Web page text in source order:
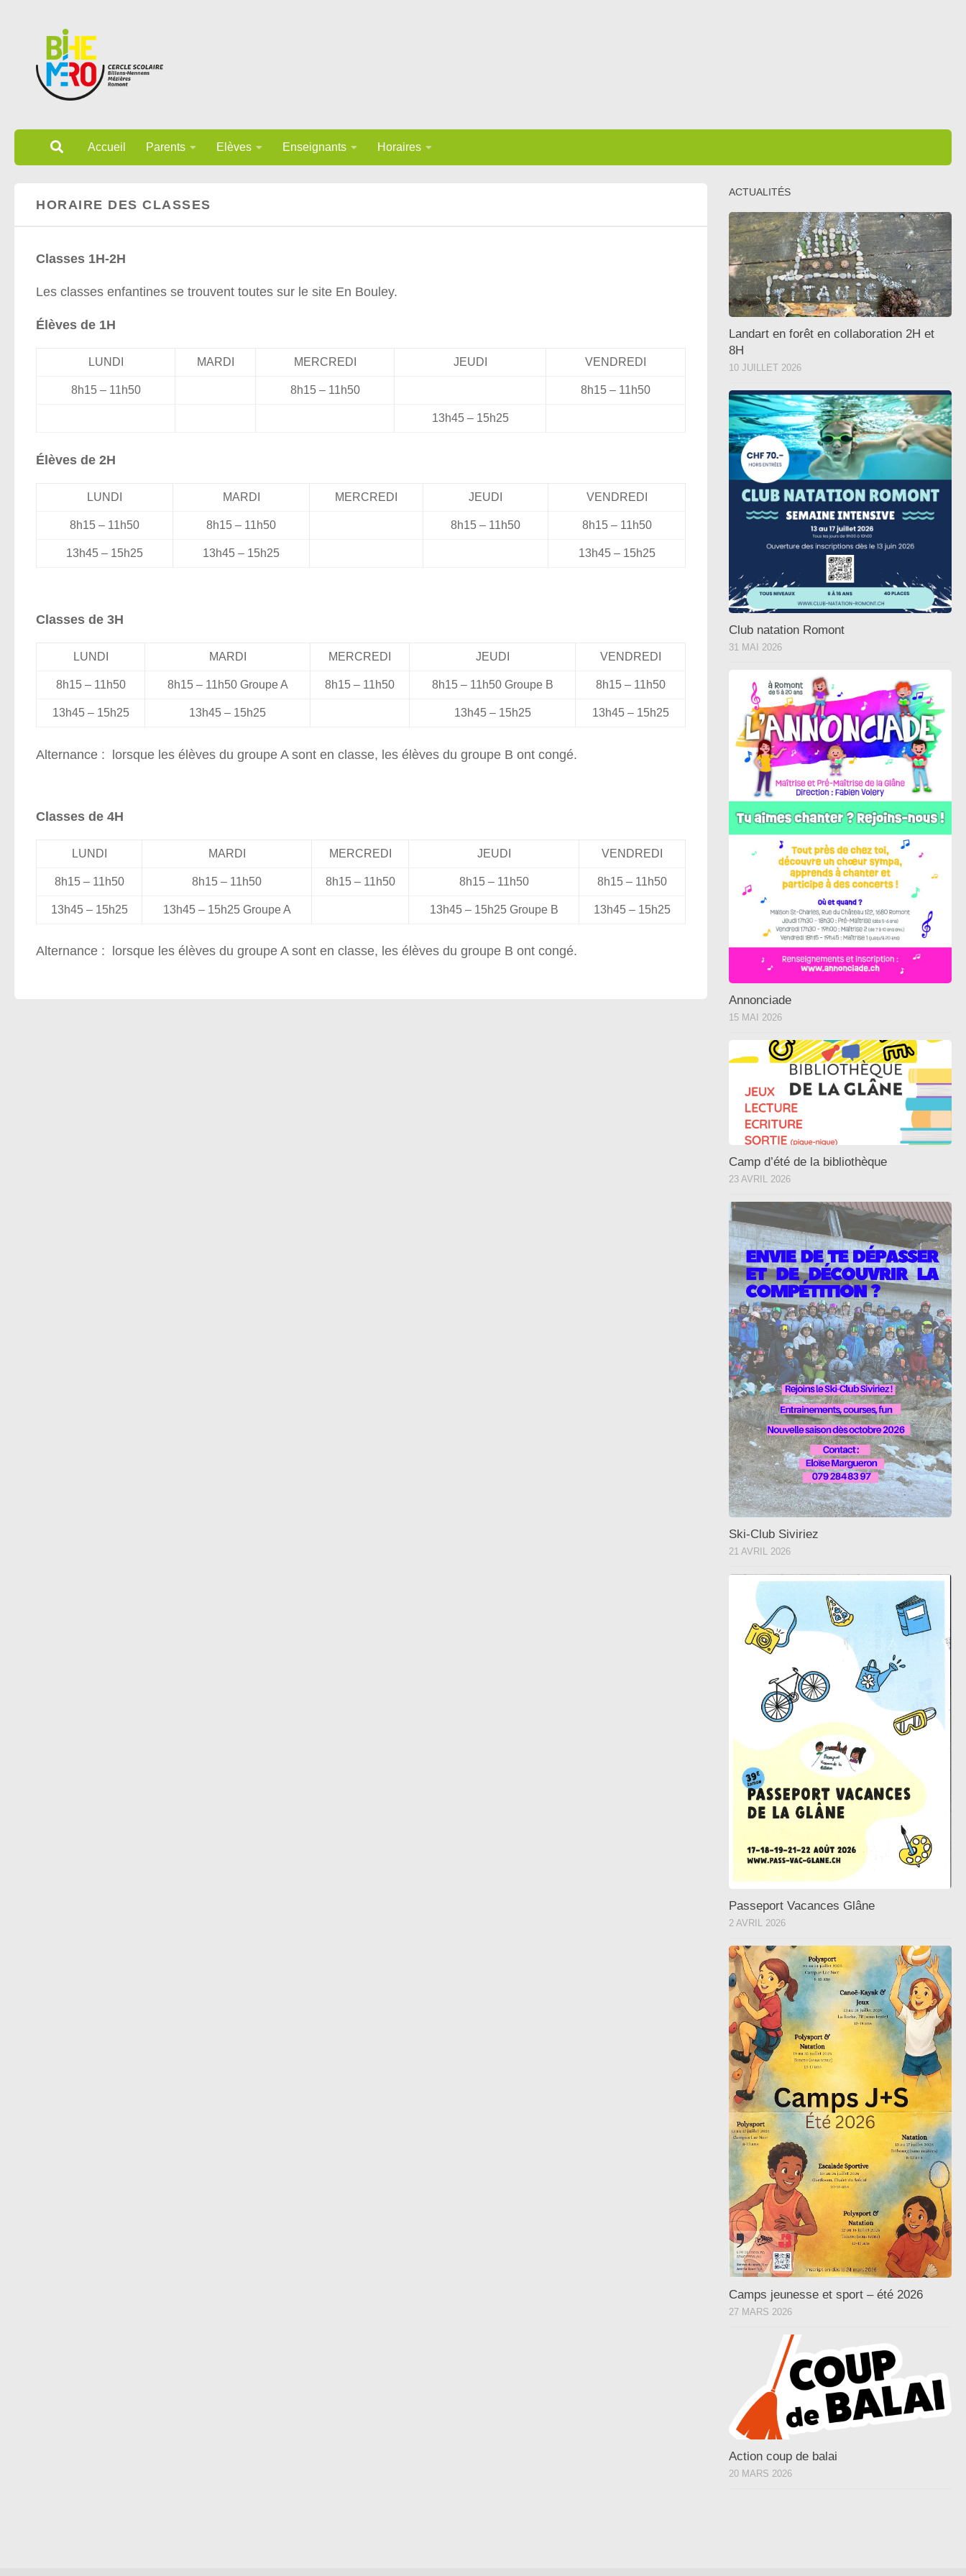
Accueil Parents Elèves Enseignants Horaires
HORAIRE DES CLASSES
Classes 1H-2H
Les classes enfantines se trouvent toutes sur le site En Bouley.
Élèves de 1H
LUNDI MARDI MERCREDI JEUDI VENDREDI
8h15 – 11h50 8h15 – 11h50 8h15 – 11h50
13h45 – 15h25
Élèves de 2H
LUNDI MARDI MERCREDI JEUDI VENDREDI
8h15 – 11h50 8h15 – 11h50 8h15 – 11h50 8h15 – 11h50
13h45 – 15h25 13h45 – 15h25 13h45 – 15h25
Classes de 3H
LUNDI MARDI MERCREDI JEUDI VENDREDI
8h15 – 11h50 8h15 – 11h50 Groupe A 8h15 – 11h50 8h15 – 11h50 Groupe B 8h15 – 11h50
13h45 – 15h25 13h45 – 15h25 13h45 – 15h25 13h45 – 15h25
Alternance : lorsque les élèves du groupe A sont en classe, les élèves du groupe B ont congé.
Classes de 4H
LUNDI MARDI MERCREDI JEUDI VENDREDI
8h15 – 11h50 8h15 – 11h50 8h15 – 11h50 8h15 – 11h50 8h15 – 11h50
13h45 – 15h25 13h45 – 15h25 Groupe A 13h45 – 15h25 Groupe B 13h45 – 15h25
Alternance : lorsque les élèves du groupe A sont en classe, les élèves du groupe B ont congé.
ACTUALITÉS
Landart en forêt en collaboration 2H et
8H
10 JUILLET 2026
Club natation Romont
31 MAI 2026
Annonciade
15 MAI 2026
Camp d’été de la bibliothèque
23 AVRIL 2026
Ski-Club Siviriez
21 AVRIL 2026
Passeport Vacances Glâne
2 AVRIL 2026
Camps jeunesse et sport – été 2026
27 MARS 2026
Action coup de balai
20 MARS 2026